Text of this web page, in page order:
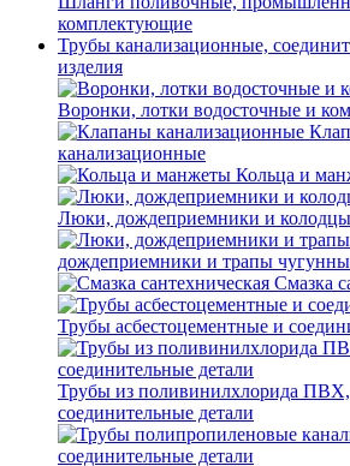
комплектующие
Трубы канализационные,
изделия
Воронки, лотки водосточные и
канализационные
Кольца и
Люки, дождеприемники и
дождеприемники и трапы
Смазка
Трубы асбестоцементные и
Трубы из поливинилхлорида
соединительные детали